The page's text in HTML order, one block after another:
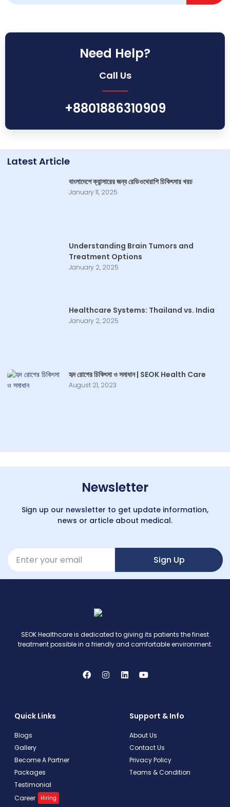
Need Help?
Call Us
+8801886310909
Latest Article
বাংলাদেশে ক্যান্সারের জন্য রেডিওথেরাপি চিকিৎসার খরচ
January 11, 2025
Understanding Brain Tumors and
Treatment Options
January 2, 2025
Healthcare Systems: Thailand vs. India
January 2, 2025
হৃদ রোগের চিকিৎসা ও সমাধান | SEOK Health Care
August 21, 2023
Newsletter
Sign up our newsletter to get update information,
news or article about medical.
Sign Up
SEOK Healthcare is dedicated to giving its patients the finest
treatment possible in a friendly and comfortable environment.
Quick Links
Blogs
Gallery
Become A Partner
Packages
Testimonial
Career
Hiring
Support & Info
About Us
Contact Us
Privacy Policy
Teams & Condition